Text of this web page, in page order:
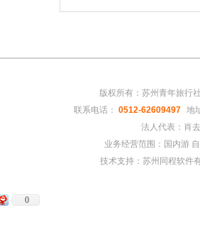
版权所有：苏州青年旅行
联系电话： 0512-62609497
地
法人代表：肖
业务经营范围：国内游
技术支持：苏州同程软件
0